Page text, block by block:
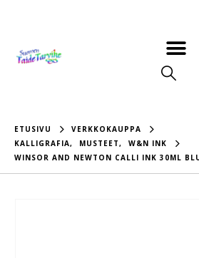
ETUSIVU
VERKKOKAUPPA
KALLIGRAFIA, MUSTEET,
W&N INK
WINSOR AND NEWTON CALLI INK 30ML